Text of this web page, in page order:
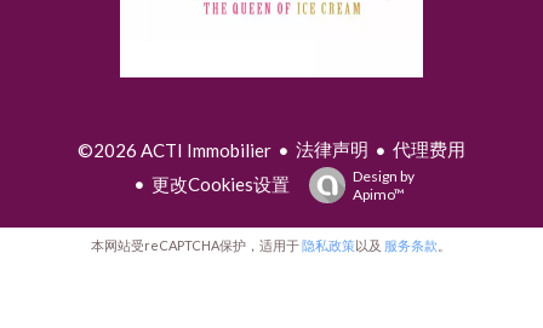
©2026 ACTI Immobilier 法律声明
代理费用
更改Cookies设置
Design by
Apimo™
本网站受reCAPTCHA保护，适用于隐私政策以及 服务条款